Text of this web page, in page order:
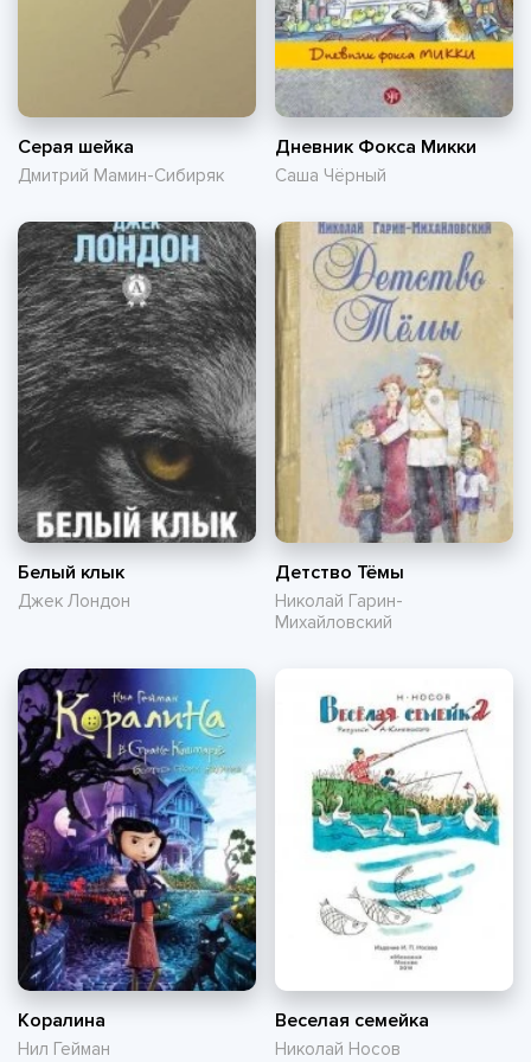
Серая шейка
Дмитрий Мамин-Сибиряк
Дневник Фокса Микки
Саша Чёрный
Белый клык
Джек Лондон
Детство Тёмы
Николай Гарин-
Михайловский
Коралина
Нил Гейман
Веселая семейка
Николай Носов